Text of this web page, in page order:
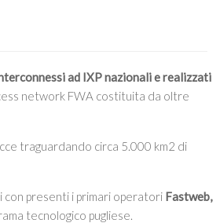
ad IXP nazionali e realizzati
network FWA costituita da oltre
traguardando circa 5.000 km2 di
con presenti i primari operatori Fastweb,
tecnologico pugliese.